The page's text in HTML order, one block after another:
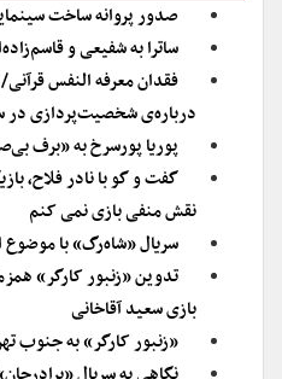
صدور پروانه ساخت سینمایی برای
ساترا به شفیعی و
فقدان معرفه النفس
درباره‌ی شخصیت‌پردازی در
پوریا پورسرخ به «برف
گفت و گو با نادر فلاح،
نقش منفی بازی نمی کنم
سریال «شاه‌رگ» با موضوع اتفاقات
تدوین «زنبور کارگر»
بازی سعید آقاخانی
«زنبور کارگر» به جنوب